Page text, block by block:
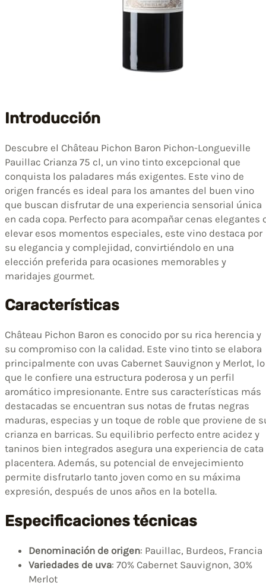
Introducción
Descubre el Château Pichon Baron Pichon-Longueville
Pauillac Crianza 75 cl, un vino tinto excepcional que
conquista los paladares más exigentes. Este vino de
origen francés es ideal para los amantes del buen vino
que buscan disfrutar de una experiencia sensorial única
en cada copa. Perfecto para acompañar cenas elegantes
elevar esos momentos especiales, este vino destaca por
su elegancia y complejidad, convirtiéndolo en una
elección preferida para ocasiones memorables y
maridajes gourmet.
Características
Château Pichon Baron es conocido por su rica herencia y
su compromiso con la calidad. Este vino tinto se elabora
principalmente con uvas Cabernet Sauvignon y Merlot, lo
que le confiere una estructura poderosa y un perfil
aromático impresionante. Entre sus características más
destacadas se encuentran sus notas de frutas negras
maduras, especias y un toque de roble que proviene de
crianza en barricas. Su equilibrio perfecto entre acidez y
taninos bien integrados asegura una experiencia de cata
placentera. Además, su potencial de envejecimiento
permite disfrutarlo tanto joven como en su máxima
expresión, después de unos años en la botella.
Especificaciones técnicas
Denominación de origen: Pauillac, Burdeos, Francia
Variedades de uva: 70% Cabernet Sauvignon, 30%
Merlot